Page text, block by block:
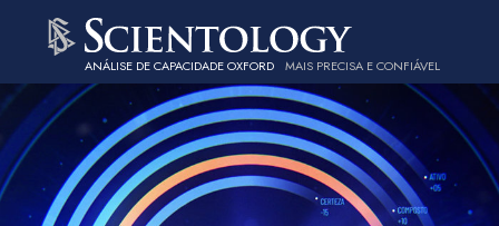
ANÁLISE DE CAPACIDADE OXFORD MAIS PRECISA E CONFIÁVEL